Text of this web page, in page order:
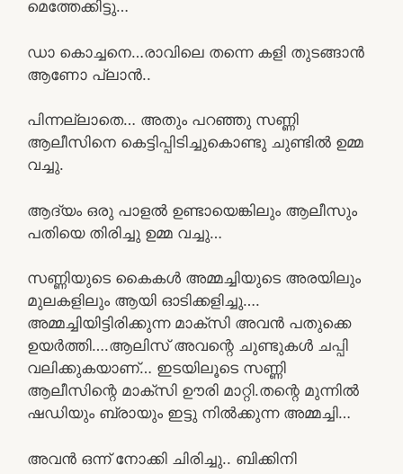
മെത്തേക്കിട്ടു…
ഡാ കൊച്ചനെ…രാവിലെ തന്നെ കളി തുടങ്ങാൻ
ആണോ പ്ലാൻ..
പിന്നല്ലാതെ… അതും പറഞ്ഞു സണ്ണി
ആലീസിനെ കെട്ടിപ്പിടിച്ചുകൊണ്ടു ചുണ്ടിൽ ഉമ്മ
വച്ചു.
ആദ്യം ഒരു പാളൽ ഉണ്ടായെങ്കിലും ആലീസും
പതിയെ തിരിച്ചു ഉമ്മ വച്ചു…
സണ്ണിയുടെ കൈകൾ അമ്മച്ചിയുടെ അരയിലും
മുലകളിലും ആയി ഓടിക്കളിച്ചു….
അമ്മച്ചിയിട്ടിരിക്കുന്ന മാക്സി അവൻ പതുക്കെ
ഉയർത്തി….ആലിസ് അവന്റെ ചുണ്ടുകൾ ചപ്പി
വലിക്കുകയാണ്… ഇടയിലൂടെ സണ്ണി
ആലീസിന്റെ മാക്സി ഊരി മാറ്റി.തന്റെ മുന്നിൽ
ഷഡിയും ബ്രായും ഇട്ടു നിൽക്കുന്ന അമ്മച്ചി…
അവൻ ഒന്ന് നോക്കി ചിരിച്ചു.. ബിക്കിനി